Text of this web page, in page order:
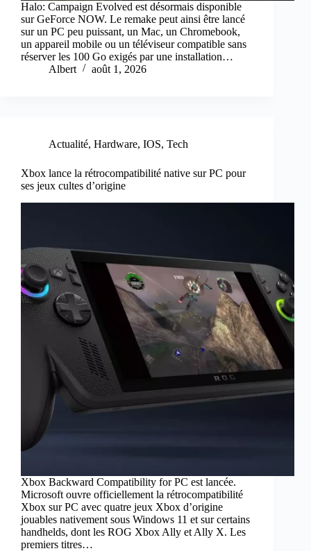
Halo: Campaign Evolved est désormais disponible
sur GeForce NOW. Le remake peut ainsi être lancé
sur un PC peu puissant, un Mac, un Chromebook,
un appareil mobile ou un téléviseur compatible sans
réserver les 100 Go exigés par une installation…
Albert
août 1, 2026
Actualité, Hardware, IOS, Tech
Xbox lance la rétrocompatibilité native sur PC pour
ses jeux cultes d’origine
Xbox Backward Compatibility for PC est lancée.
Microsoft ouvre officiellement la rétrocompatibilité
Xbox sur PC avec quatre jeux Xbox d’origine
jouables nativement sous Windows 11 et sur certains
handhelds, dont les ROG Xbox Ally et Ally X. Les
premiers titres…